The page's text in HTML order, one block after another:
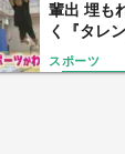
輩出 埋も
く『タレ
から22年
門” 【福
スポーツ